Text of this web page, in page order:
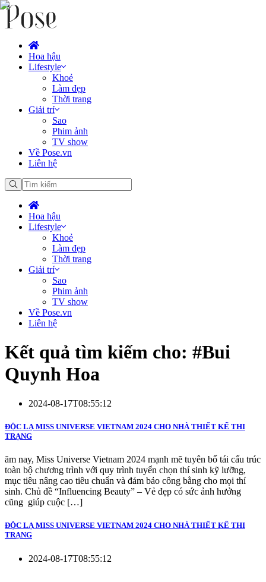
Hoa hậu
Lifestyle
Khoẻ
Làm đẹp
Thời trang
Giải trí
Sao
Phim ảnh
TV show
Về Pose.vn
Liên hệ
Hoa hậu
Lifestyle
Khoẻ
Làm đẹp
Thời trang
Giải trí
Sao
Phim ảnh
TV show
Về Pose.vn
Liên hệ
Kết quả tìm kiếm cho: #Bui
Quynh Hoa
2024-08-17T08:55:12
ĐỘC LẠ MISS UNIVERSE VIETNAM 2024 CHO NHÀ THIẾT KẾ THI
TRẠNG
ăm nay, Miss Universe Vietnam 2024 mạnh mẽ tuyên bố tái cấu trúc
toàn bộ chương trình với quy trình tuyển chọn thí sinh kỹ lưỡng,
mục tiêu nâng cao tiêu chuẩn và đảm bảo công bằng cho mọi thí
sinh. Chủ đề “Influencing Beauty” – Vẻ đẹp có sức ảnh hưởng
cũng giúp cuộc […]
ĐỘC LẠ MISS UNIVERSE VIETNAM 2024 CHO NHÀ THIẾT KẾ THI
TRẠNG
2024-08-17T08:55:12